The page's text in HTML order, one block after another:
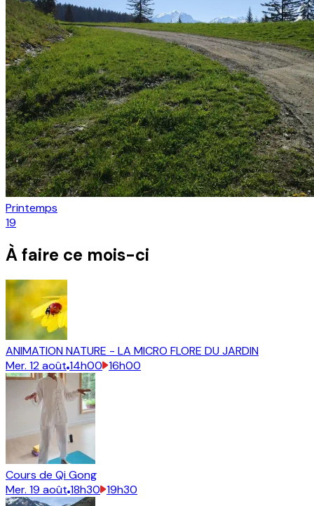
Printemps
19
À faire ce mois-ci
ANIMATION NATURE - LA MICRO FLORE DU JARDIN
Mer. 12août 14h00 16h00
Cours de Qi Gong
Mer. 19 août 18h30 19h30